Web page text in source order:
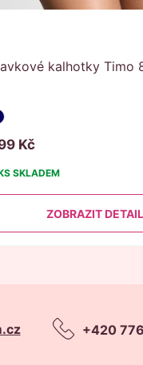
kalhotky Timo
Kč
SKLADEM
ZOBRAZIT
+420